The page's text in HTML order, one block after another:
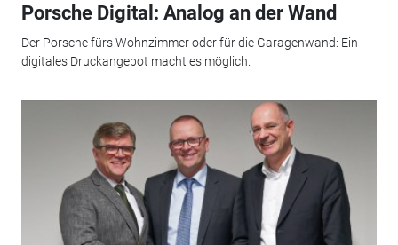
Porsche Digital: Analog an der Wand
Der Porsche fürs Wohnzimmer oder für die Garagenwand: Ein
digitales Druckangebot macht es möglich.